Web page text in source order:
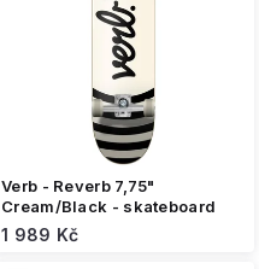
Verb - Reverb 7,75"
Cream/Black - skateboard
1 989 Kč